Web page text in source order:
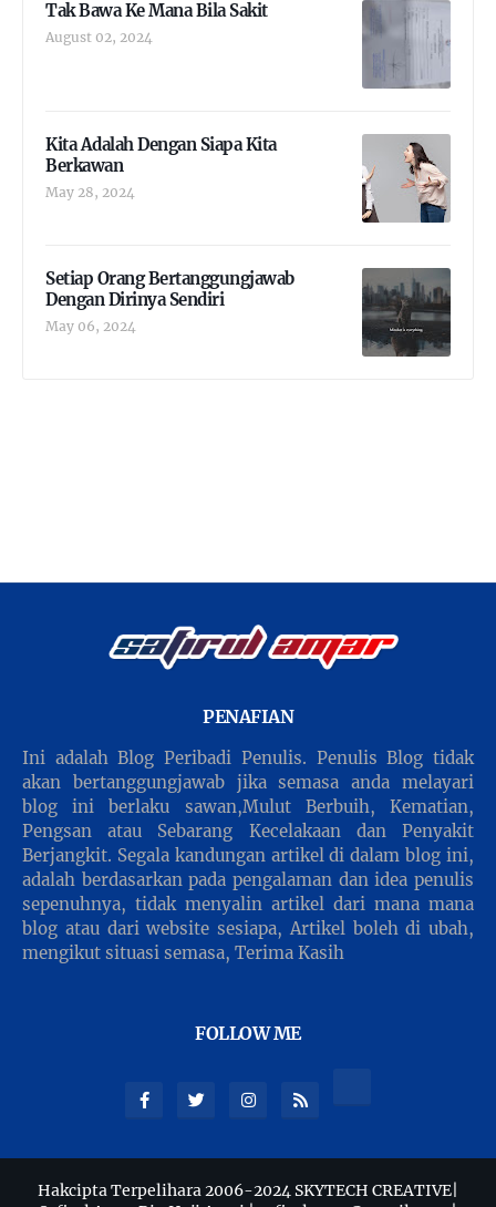
Tak Bawa Ke Mana Bila Sakit
August 02, 2024
Kita Adalah Dengan Siapa Kita
Berkawan
May 28, 2024
Setiap Orang Bertanggungjawab
Dengan Dirinya Sendiri
May 06, 2024
PENAFIAN
Ini adalah Blog Peribadi Penulis. Penulis Blog tidak
akan bertanggungjawab jika semasa anda melayari
blog ini berlaku sawan,Mulut Berbuih, Kematian,
Pengsan atau Sebarang Kecelakaan dan Penyakit
Berjangkit. Segala kandungan artikel di dalam blog ini,
adalah berdasarkan pada pengalaman dan idea penulis
sepenuhnya, tidak menyalin artikel dari mana mana
blog atau dari website sesiapa, Artikel boleh di ubah,
mengikut situasi semasa, Terima Kasih
FOLLOW ME
Hakcipta Terpelihara 2006-2024 SKYTECH CREATIVE|